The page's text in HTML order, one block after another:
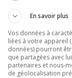
En savoir plus
Vos données à
liées à votre appareil
données) pourront
que partagées avec
partenaires et nous-
de géolocalisation